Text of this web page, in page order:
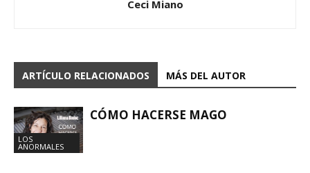
Ceci Miano
ARTÍCULO RELACIONADOS MÁS DEL AUTOR
LOS
ANORMALES
CÓMO HACERSE MAGO